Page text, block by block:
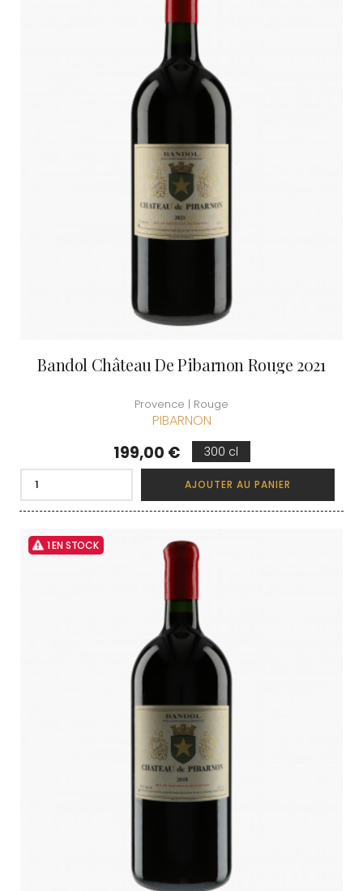
Bandol Château De Pibarnon Rouge 2021
Provence | Rouge
PIBARNON
Prix
199,00 € 300 cl
AJOUTER AU PANIER
1 EN STOCK